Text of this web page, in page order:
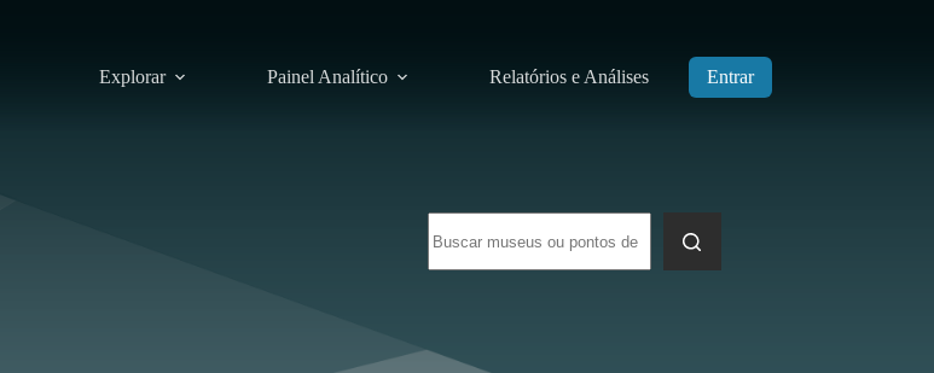
Explorar Painel Analítico Relatórios e Análises Entrar
resultados